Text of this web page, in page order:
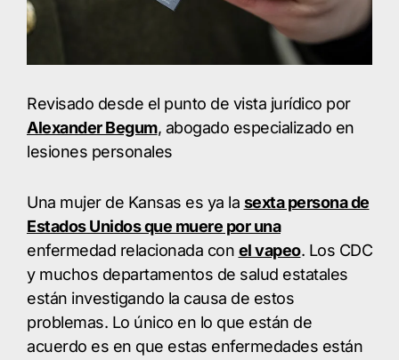
Revisado desde el punto de vista jurídico por
Alexander Begum, abogado especializado en
lesiones personales
Una mujer de Kansas es ya la sexta persona de
Estados Unidos que muere por una
enfermedad relacionada con el vapeo. Los CDC
y muchos departamentos de salud estatales
están investigando la causa de estos
problemas. Lo único en lo que están de
acuerdo es en que estas enfermedades están